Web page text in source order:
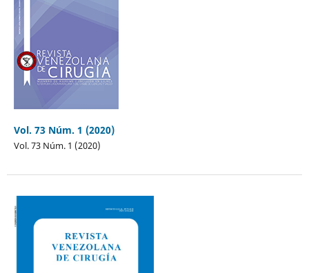
Vol. 73 Núm. 1 (2020)
Vol. 73 Núm. 1 (2020)